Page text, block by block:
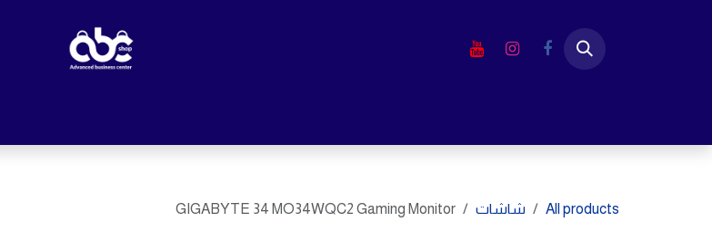
All products شاشات GIGABYTE 34 MO34WQC2 Gaming Monitor